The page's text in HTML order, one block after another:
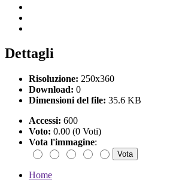
Dettagli
Risoluzione: 250x360
Download: 0
Dimensioni del file: 35.6 KB
Accessi: 600
Voto: 0.00 (0 Voti)
Vota l'immagine:
Home